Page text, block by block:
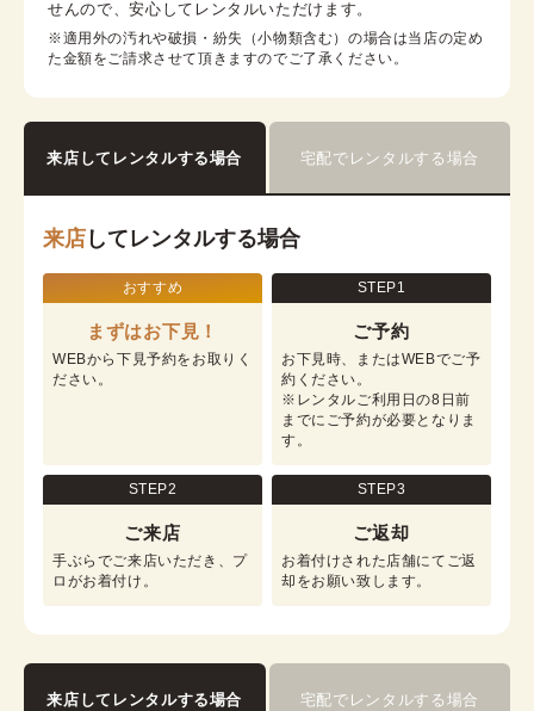
着付け最終受付時間：16:00
返却締め切り時間：16:30
せんので、安心してレンタルいただけます。
※適用外の汚れや破損・紛失（小物類含む）の場合は当店の定め
た金額をご請求させて頂きますのでご了承ください。
来店してレンタルする場合 宅配でレンタルする場合
来店 してレンタルする場合
おすすめ
まずはお下見！
WEBから下見予約をお取りく
ださい。
STEP1
ご予約
お下見時、またはWEBでご予
約ください。
※レンタルご利用日の8日前
までにご予約が必要となりま
す。
STEP2
ご来店
手ぶらでご来店いただき、プ
ロがお着付け。
STEP3
ご返却
お着付けされた店舗にてご返
却をお願い致します。
来店してレンタルする場合 宅配でレンタルする場合